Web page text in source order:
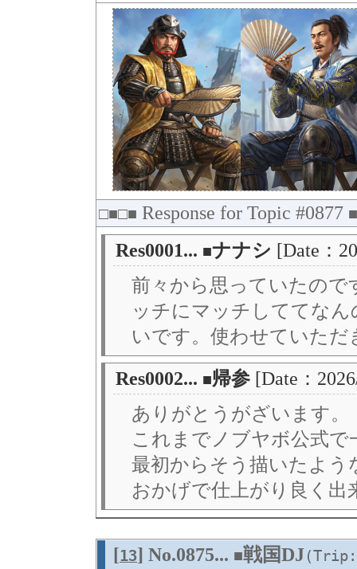
□■□■ Response for Topic #0877
Res0001... ■ナナシ [Date：
前々から思っていたので
ッチにマッチしててな
いです。使わせていただ
Res0002... ■帰参 [Date：
ありがとうがざいます。
これまでノブヤボ公式で
最初からそう描いたよ
おかげで仕上がり良く
[13] No.0875... ■戦国DJ